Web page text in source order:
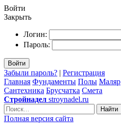
Войти
Закрыть
Логин:
Пароль:
Войти
Забыли пароль? | Регистрация
Главная Фундаменты Полы Маляр
Сантехника Брусчатка Смета
Стройнадел stroynadel.ru
Найти
Полная версия сайта